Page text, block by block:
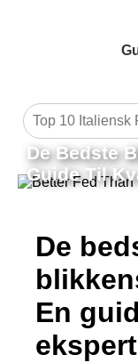
De Bedste
Guide Til
De
En